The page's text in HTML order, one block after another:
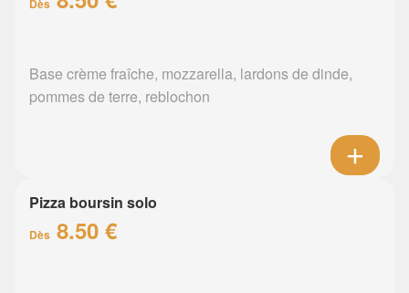
Dès
Base crème fraîche, mozzarella, lardons de dinde,
pommes de terre, reblochon
Pizza boursin solo
Dès 8.50 €